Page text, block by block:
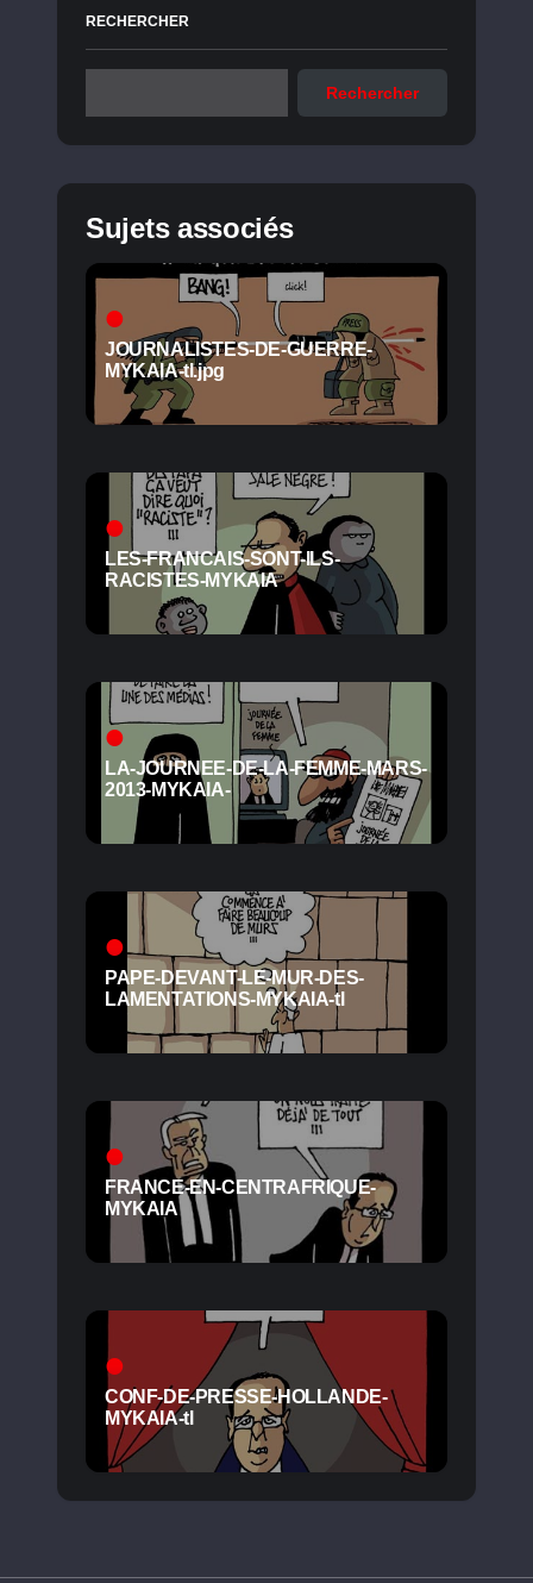
RECHERCHER
Rechercher
Sujets associés
JOURNALISTES-DE-GUERRE-
MYKAIA-tl.jpg
LES-FRANCAIS-SONT-ILS-
RACISTES-MYKAIA
LA-JOURNEE-DE-LA-FEMME-MARS-
2013-MYKAIA-
PAPE-DEVANT-LE-MUR-DES-
LAMENTATIONS-MYKAIA-tl
FRANCE-EN-CENTRAFRIQUE-
MYKAIA
CONF-DE-PRESSE-HOLLANDE-
MYKAIA-tl